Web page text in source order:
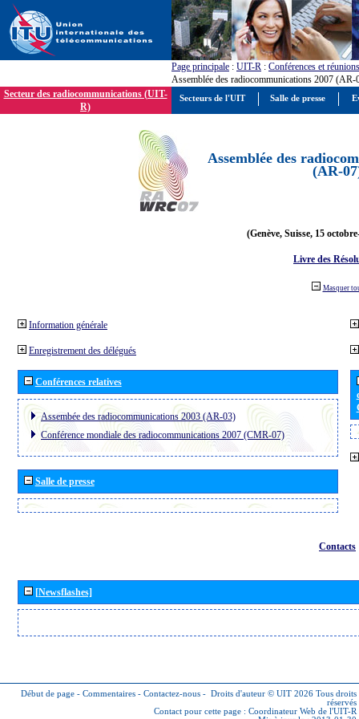
Page principale : UIT-R : Conférences et réunions
Assemblée des radiocommunications 2007 (AR-
Secteur des radiocommunications (UIT-
R)
Assemblée des
(AR-
(Genève, Suisse, 15
Livre des
Masquer
Information générale
Enregistrement des délégués
Conférences relatives
Assembée des radiocommunications 2003 (AR-03)
Conférence mondiale des radiocommunications 2007 (CMR-07)
Salle de presse
Contacts
[Newsflashes]
Début de page - Commentaires - Contactez-nous - Droits d'auteur © UIT 2026 Tous droits
réservés
Contact pour cette page : Coordinateur Web de l'UIT-R
Secteurs de l'UIT Salle de presse